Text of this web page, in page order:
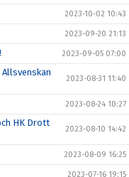
2023-10-02 10:43
2023-09-20 21:13
2023-09-05 07:00
2023-08-31 11:40
2023-08-24 10:27
HK Drott
2023-08-10 14:42
2023-08-09 16:25
2023-07-16 19:15